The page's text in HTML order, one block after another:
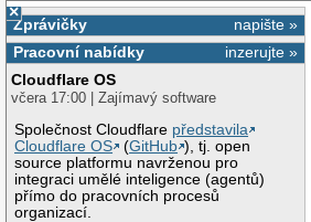
×
napište »
Zprávičky
inzerujte »
Pracovní nabídky
Cloudflare OS
včera 17:00 | Zajímavý software
Společnost Cloudflare představila
Cloudflare OS
(GitHub ), tj. open
source platformu navrženou pro
integraci umělé inteligence (agentů)
přímo do pracovních procesů
organizací.